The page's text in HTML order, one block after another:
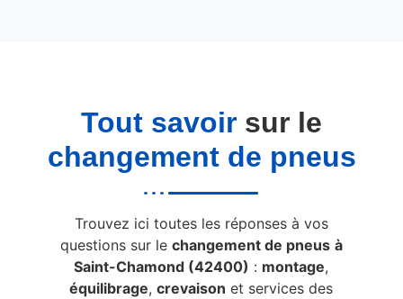
Tout savoir sur le
changement de pneus
Trouvez ici toutes les réponses à vos
questions sur le changement de pneus à
Saint-Chamond (42400) : montage,
équilibrage,crevaison et services des